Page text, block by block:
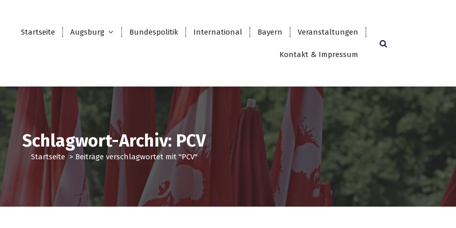
Startseite Augsburg Bundespolitik International Bayern Veranstaltungen
Kontakt & Impressum
Schlagwort-Archiv: PCV
Startseite> Beiträge verschlagwortet mit "PCV"